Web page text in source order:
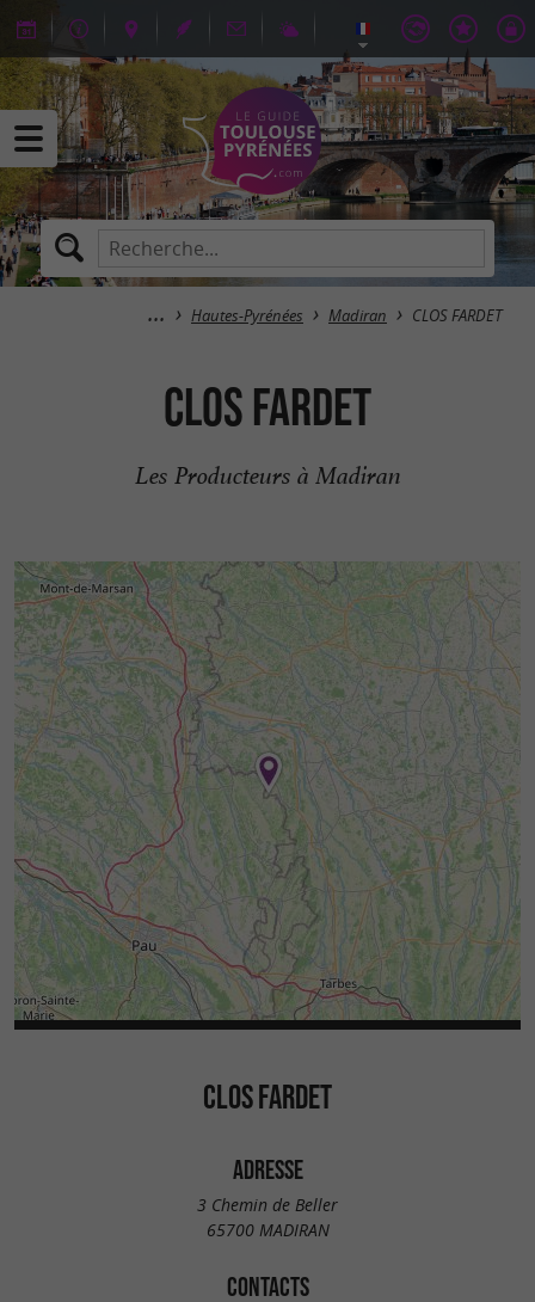
Hautes-Pyrénées Madiran CLOS FARDET
CLOS FARDET
Les Producteurs à Madiran
CLOS FARDET
ADRESSE
3 Chemin de Beller
65700 MADIRAN
CONTACTS